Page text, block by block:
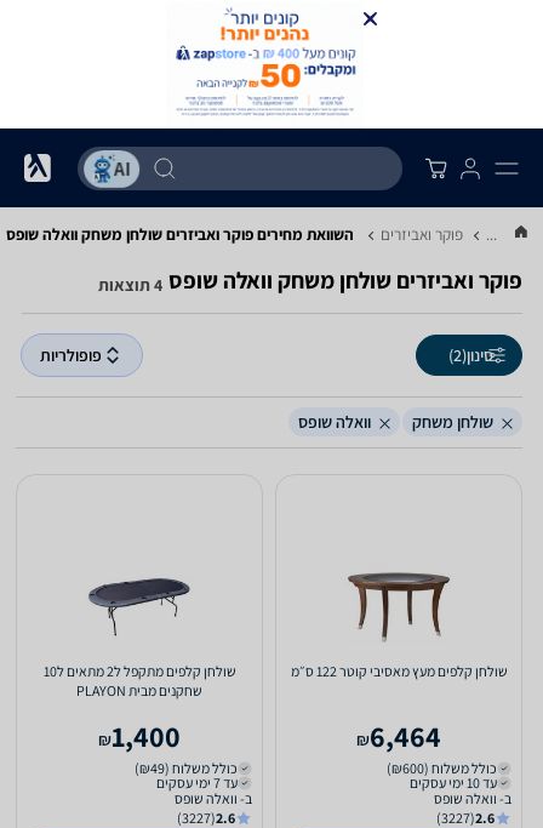
... פוקר ואביזרים השוואת מחירים פוקר ואביזרים ‏שולחן משחק ‏וואלה שופס
פוקר ואביזרים ‏שולחן משחק ‏וואלה שופס 4 תוצאות
סינון(2) פופולריות
שולחן משחק וואלה שופס
שולחן קלפים מעץ מאסיבי קוטר 122 ס״מ
6,464
₪
כולל משלוח (₪600)
עד 10 ימי עסקים
ב- וואלה שופס
2.6
(3227)
שולחן קלפים מתקפל ל2 מתאים ל10
שחקנים מבית PLAYON
1,400
₪
כולל משלוח (₪49)
עד 7 ימי עסקים
ב- וואלה שופס
2.6
(3227)